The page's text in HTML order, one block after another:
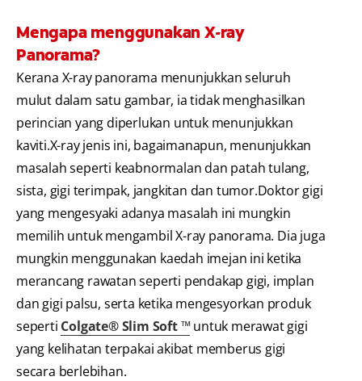
Mengapa menggunakan X-ray
Panorama?
Kerana X-ray panorama menunjukkan seluruh
mulut dalam satu gambar, ia tidak menghasilkan
perincian yang diperlukan untuk menunjukkan
kaviti.X-ray jenis ini, bagaimanapun, menunjukkan
masalah seperti keabnormalan dan patah tulang,
sista, gigi terimpak, jangkitan dan tumor.Doktor gigi
yang mengesyaki adanya masalah ini mungkin
memilih untuk mengambil X-ray panorama. Dia juga
mungkin menggunakan kaedah imejan ini ketika
merancang rawatan seperti pendakap gigi, implan
dan gigi palsu, serta ketika mengesyorkan produk
seperti Colgate® Slim Soft ™untuk merawat gigi
yang kelihatan terpakai akibat memberus gigi
secara berlebihan.